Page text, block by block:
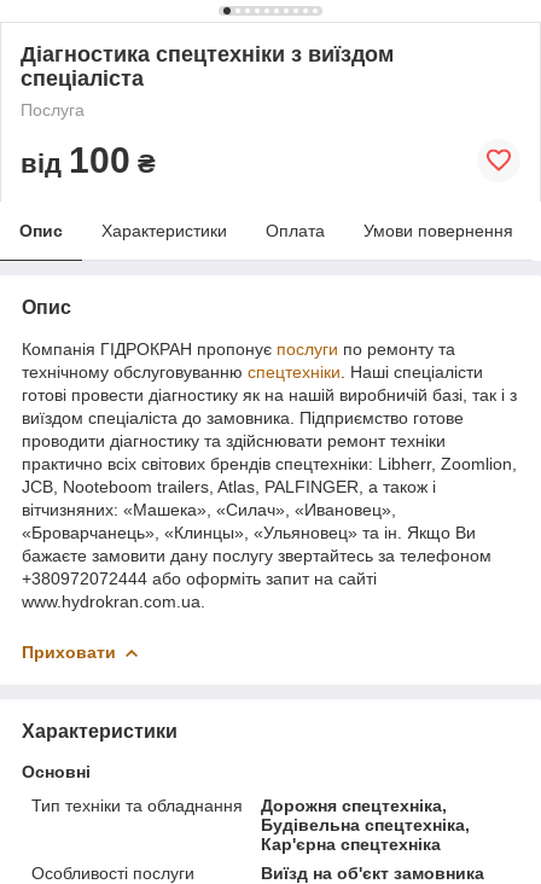
Діагностика спецтехніки з виїздом
спеціаліста
Послуга
від 100 ₴
Опис Характеристики Оплата Умови повернення
Опис
Компанія ГІДРОКРАН пропонує послуги по ремонту та
технічному обслуговуванню спецтехніки . Наші спеціалісти
готові провести діагностику як на нашій виробничій базі, так і з
виїздом спеціаліста до замовника. Підприємство готове
проводити діагностику та здійснювати ремонт техніки
практично всіх світових брендів спецтехніки: Libherr, Zoomlion,
JCB, Nooteboom trailers, Atlas, PALFINGER, а також і
вітчизняних: «Машека», «Силач», «Ивановец»,
«Броварчанець», «Клинцы», «Ульяновец» та ін. Якщо Ви
бажаєте замовити дану послугу звертайтесь за телефоном
+380972072444 або оформіть запит на сайті
www.hydrokran.com.ua.
Приховати
Характеристики
Основні
Тип техніки та обладнання
Дорожня спецтехніка,
Будівельна спецтехніка,
Кар'єрна спецтехніка
Особливості послуги
Виїзд на об'єкт замовника